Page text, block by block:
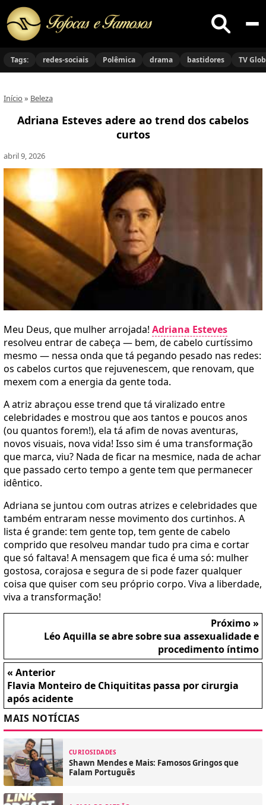
Buscar
no
Tags: redes-sociais Polêmica drama bastidores TV
Início » Beleza
Adriana Esteves adere ao trend dos cabelos
curtos
abril 9, 2026
Meu Deus, que mulher arrojada! Adriana Esteves
resolveu entrar de cabeça — bem, de cabelo curtíssimo
mesmo — nessa onda que tá pegando pesado nas redes:
os cabelos curtos que rejuvenescem, que renovam, que
mexem com a energia da gente toda.
A atriz abraçou esse trend que tá viralizado entre
celebridades e mostrou que aos tantos e poucos anos
(ou quantos forem!), ela tá afim de novas aventuras,
novos visuais, nova vida! Isso sim é uma transformação
que marca, viu? Nada de ficar na mesmice, nada de achar
que passado certo tempo a gente tem que permanecer
idêntico.
Adriana se juntou com outras atrizes e celebridades que
também entraram nesse movimento dos curtinhos. A
lista é grande: tem gente top, tem gente de cabelo
comprido que resolveu mandar tudo pra cima e cortar
que só faltava! A mensagem que fica é uma só: mulher
gostosa, corajosa e segura de si pode fazer qualquer
coisa que quiser com seu próprio corpo. Viva a liberdade,
viva a transformação!
Próximo »
Léo Aquilla se abre sobre sua assexualidade e
procedimento íntimo
« Anterior
Flavia Monteiro de Chiquititas passa por cirurgia
após acidente
MAIS NOTÍCIAS
CURIOSIDADES
Shawn Mendes e Mais: Famosos Gringos que
Falam Português